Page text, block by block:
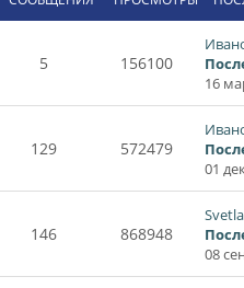
5 156100
16
129 572479
01
146 868948
08